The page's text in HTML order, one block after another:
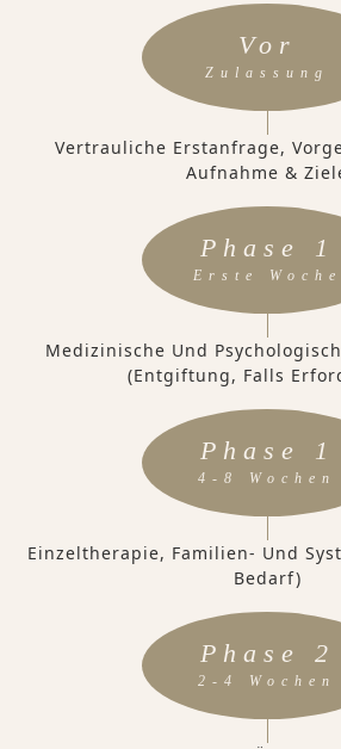
Vor
Zulassung
Vertrauliche Erstanfrage,
Aufnahme &
Phase 1
Erste Woche
Medizinische Und
(Entgiftung, Falls
Phase 1
4-8 Wochen
Einzeltherapie, Familien- Und
Bedarf)
Phase 2
2-4 Wochen